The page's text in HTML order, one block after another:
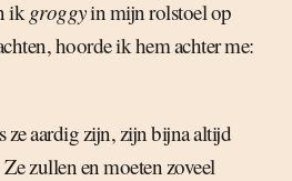
ikgroggyin mijn rolstoel op
hoorde ik hem achter me:
ze aardig zijn, zijn bijna altijd
zullen en moeten zoveel